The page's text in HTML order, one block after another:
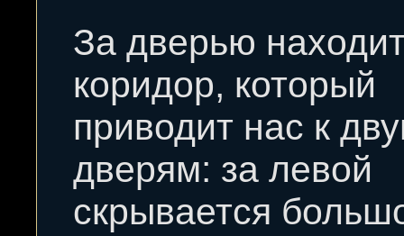
За дверью
коридор, который
приводит нас к
дверям: за левой
скрывается